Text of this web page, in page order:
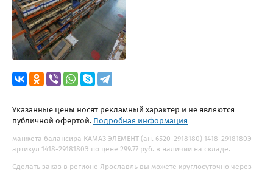
Указанные цены носят рекламный характер и не являются
публичной офертой. Подробная информация
манжета балансира КАМАЗ ЭЛЕМЕНТ (ан. 6520-2918180) 1418-2918180Э
артикул 1418-2918180Э по цене 299.77 руб. в наличии на складе.
Сделать заказ в регионе Ярославль вы можете круглосуточно через